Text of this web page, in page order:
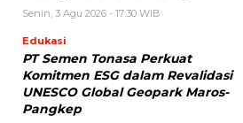
Senin, 3 Agu 2026 - 17:30 WIB
Edukasi
PT Semen Tonasa Perkuat
Komitmen ESG dalam Revalidasi
UNESCO Global Geopark Maros-
Pangkep